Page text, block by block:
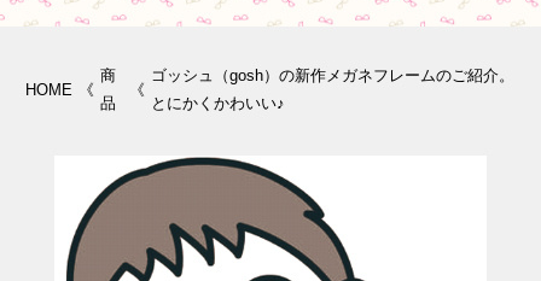
HOME 《
商
品
《
ゴッシュ（gosh）の新作メガネフレームのご紹介。
とにかくかわいい♪